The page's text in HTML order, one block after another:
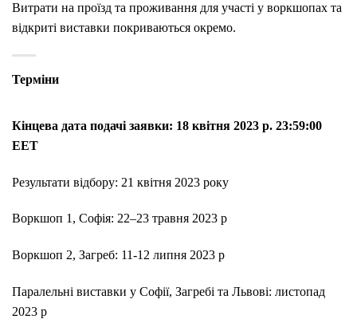
Витрати на проїзд та проживання для участі у воркшопах та
відкриті виставки покриваються окремо.
Терміни
Кінцева дата подачі заявки: 18 квітня 2023 р. 23:59:00
EET
Результати відбору: 21 квітня 2023 року
Воркшоп 1, Софія: 22–23 травня 2023 р
Воркшоп 2, Загреб: 11-12 липня 2023 р
Паралельні виставки у Софії, Загребі та Львові: листопад
2023 р